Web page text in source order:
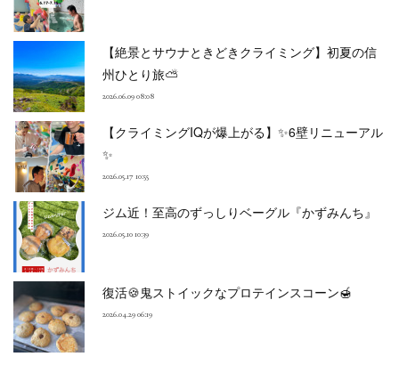
【絶景とサウナときどきクライミング】初夏の信
州ひとり旅⛅
2026.06.09 08:08
【クライミングIQが爆上がる】✨6壁リニューアル
✨
2026.05.17 10:55
ジム近！至高のずっしりベーグル『かずみんち』
2026.05.10 10:39
復活🍪鬼ストイックなプロテインスコーン🍯
2026.04.29 06:19